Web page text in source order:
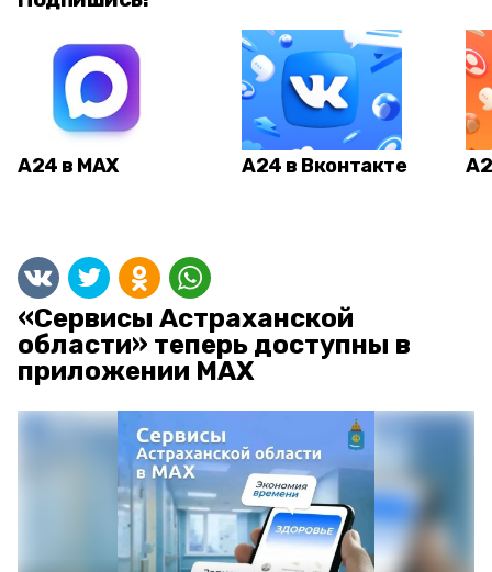
А24 в MAX А24 в Вконтакте
«Сервисы Астраханской
области» теперь доступны в
приложении MAX